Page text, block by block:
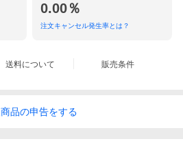
0.00％
注文キャンセル発生率とは？
送料について 販売条件
商品の申告をする